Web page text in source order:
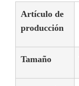
Artículo de
producción
Tamaño